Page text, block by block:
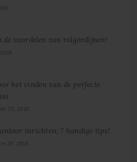
de voordelen van rolgordijnen!
het vinden van de perfecte
25, 2018
inrichten; 7 handige tips!
28, 2018